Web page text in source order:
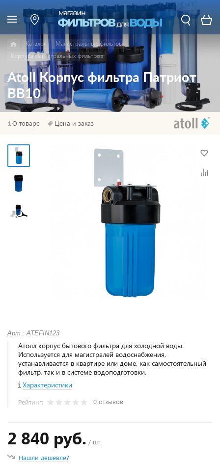
Каталог
Магистральные фильтры
Корпуса магистральных фильтров
Atoll Корпус фильтра Патриот
BB10
О товаре Цена и заказ
Арт.: ATEFIN123
Атолл корпус бытового фильтра для холодной воды.
Используется для магистралей водоснабжения,
устанавливается в квартире или доме, как самостоятельный
фильтр, так и в системе водоподготовки.
Характеристики
Рейтинг: 0 отзывов
2 840 руб. / шт
Нашли дешевле?